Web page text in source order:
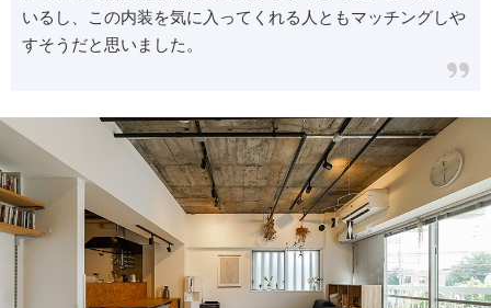
いるし、この内装を気に入ってくれる人ともマッチングしや
すそうだと思いました。